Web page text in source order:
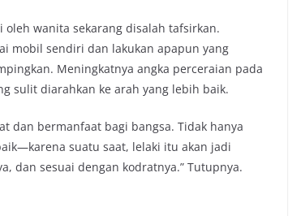
wanita sekarang disalah tafsirkan.
mobil sendiri dan lakukan apapun yang
Meningkatnya angka perceraian pada
sulit diarahkan ke arah yang lebih baik.
dan bermanfaat bagi bangsa. Tidak hanya
suatu saat, lelaki itu akan jadi
dan sesuai dengan kodratnya.” Tutupnya.